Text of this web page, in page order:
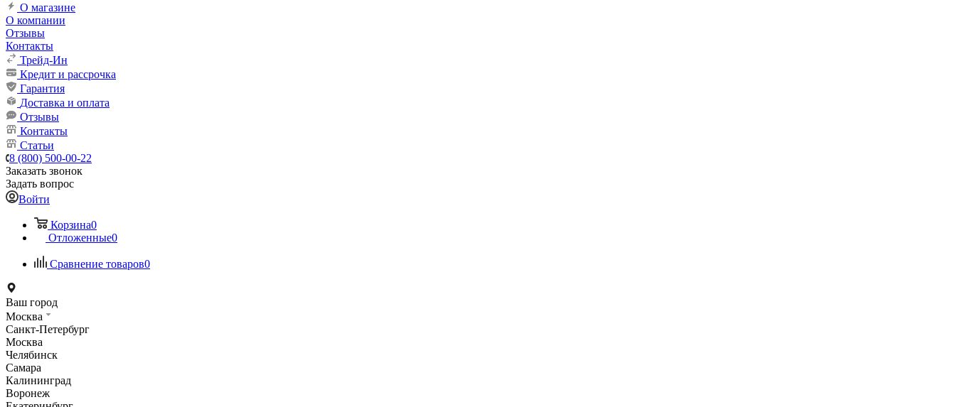
О магазине
О компании
Отзывы
Контакты
Трейд-Ин
Кредит и рассрочка
Гарантия
Доставка и оплата
Отзывы
Контакты
Статьи
8 (800) 500-00-22
Заказать звонок
Задать вопрос
Войти
Корзина0
Отложенные0
Сравнение товаров0
Ваш город
Москва
Санкт-Петербург
Москва
Челябинск
Самара
Калининград
Воронеж